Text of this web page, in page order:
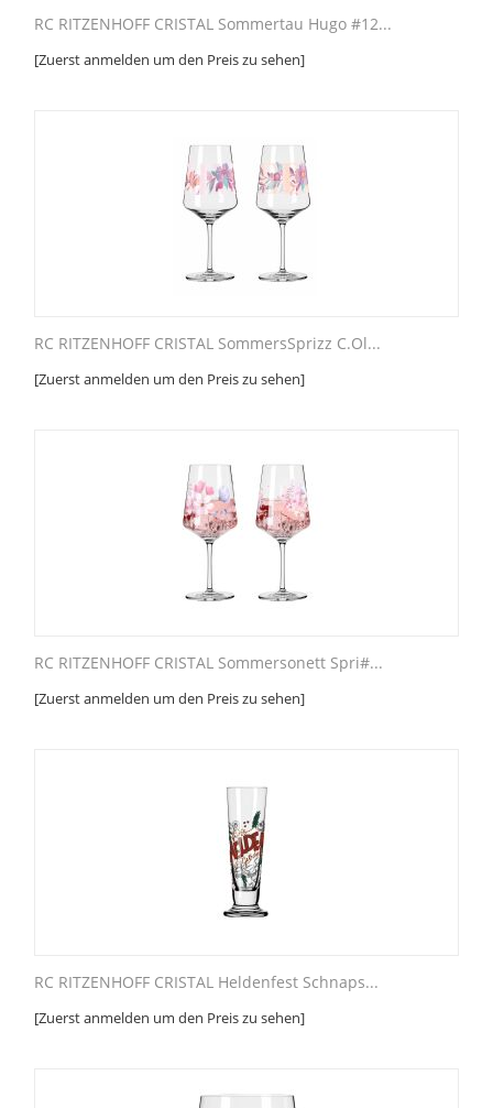
RC RITZENHOFF CRISTAL Sommertau Hugo #12...
[Zuerst anmelden um den Preis zu sehen]
RC RITZENHOFF CRISTAL SommersSprizz C.Ol...
[Zuerst anmelden um den Preis zu sehen]
RC RITZENHOFF CRISTAL Sommersonett Spri#...
[Zuerst anmelden um den Preis zu sehen]
RC RITZENHOFF CRISTAL Heldenfest Schnaps...
[Zuerst anmelden um den Preis zu sehen]